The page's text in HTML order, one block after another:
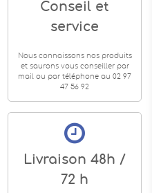
Conseil et
service
Nous connaissons nos produits
et saurons vous conseiller par
mail ou par téléphone au 02 97
47 56 92
Livraison 48h /
72 h